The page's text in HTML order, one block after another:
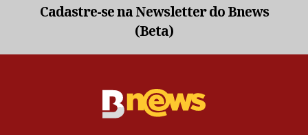
Cadastre-se na Newsletter do Bnews
(Beta)